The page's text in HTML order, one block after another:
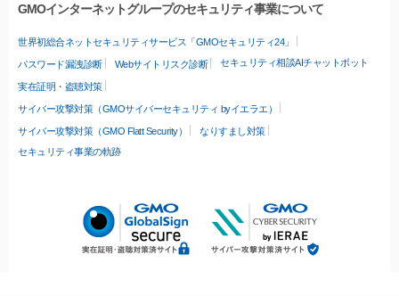
GMOインターネットグループのセキュリティ事業について
世界初総合ネットセキュリティサービス「GMOセキュリティ24」
パスワード漏洩診断 Webサイトリスク診断 セキュリティ相談AIチャットボット
実在証明・盗聴対策
サイバー攻撃対策（GMOサイバーセキュリティ byイエラエ）
サイバー攻撃対策（GMO Flatt Security）
なりすまし対策
セキュリティ事業の軌跡